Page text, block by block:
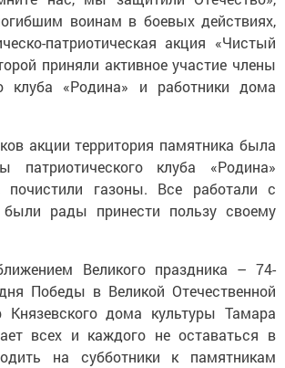
воинам в боевых действиях,
патриотическая акция «Чистый
приняли активное участие члены
клуба «Родина» и работники дома
акции территория памятника была
патриотического клуба «Родина»
почистили газоны. Все работали с
рады принести пользу своему
Великого праздника – 74-
Победы в Великой Отечественной
Князевского дома культуры Тамара
всех и каждого не оставаться в
на субботники к памятникам